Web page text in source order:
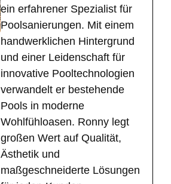
ein erfahrener Spezialist für
Poolsanierungen. Mit einem
handwerklichen Hintergrund
und einer Leidenschaft für
innovative Pooltechnologien
verwandelt er bestehende
Pools in moderne
Wohlfühloasen. Ronny legt
großen Wert auf Qualität,
Ästhetik und
maßgeschneiderte Lösungen